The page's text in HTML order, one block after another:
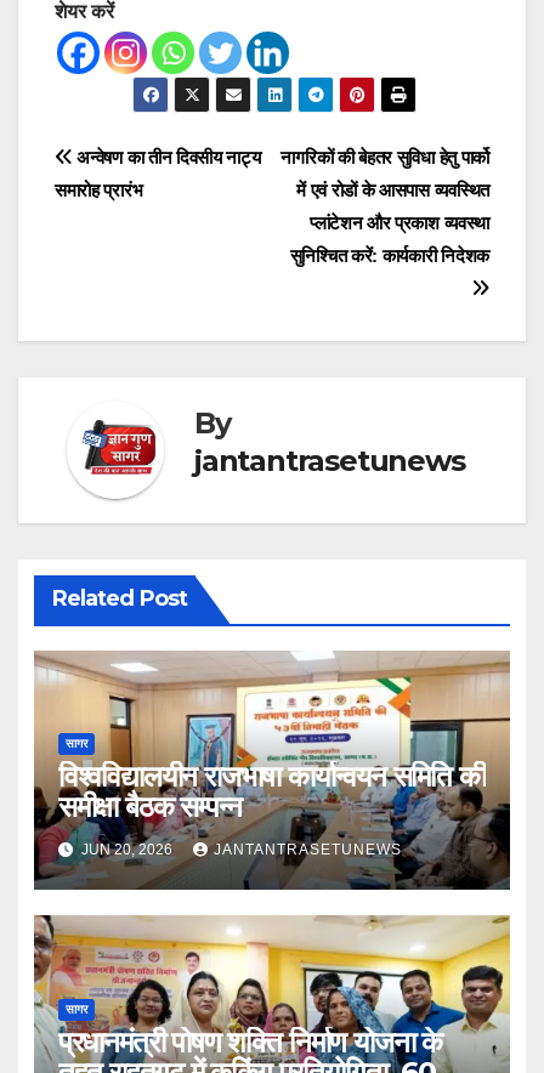
शेयर करें
Post
navigation
नागरिकों की बेहतर सुविधा हेतु पार्को
में एवं रोडों के आसपास व्यवस्थित
प्लांटेशन और प्रकाश व्यवस्था
सुनिश्चित करें: कार्यकारी निदेशक
अन्वेषण का तीन दिवसीय नाट्य
समारोह प्रारंभ
By
jantantrasetunews
Related Post
सागर
विश्वविद्यालयीन राजभाषा कार्यान्वयन समिति की
समीक्षा बैठक सम्पन्न
JUN 20, 2026 JANTANTRASETUNEWS
सागर
प्रधानमंत्री पोषण शक्ति निर्माण योजना के